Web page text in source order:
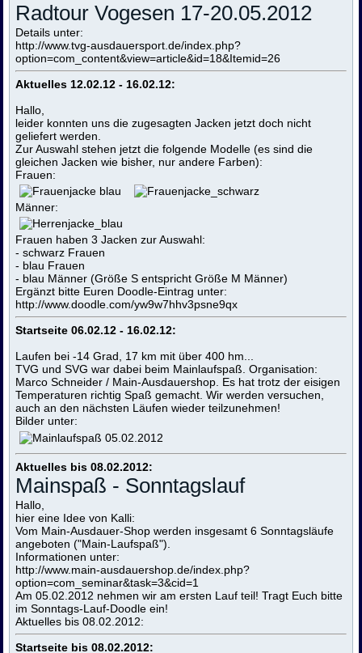
Radtour Vogesen 17-20.05.2012
Details unter:
http://www.tvg-ausdauersport.de/index.php?
option=com_content&view=article&id=18&Itemid=26
Aktuelles 12.02.12 - 16.02.12:
Hallo,
leider konnten uns die zugesagten Jacken jetzt doch nicht
geliefert werden.
Zur Auswahl stehen jetzt die folgende Modelle (es sind die
gleichen Jacken wie bisher, nur andere Farben):
Frauen:
Männer:
Frauen haben 3 Jacken zur Auswahl:
- schwarz Frauen
- blau Frauen
- blau Männer (Größe S entspricht Größe M Männer)
Ergänzt bitte Euren Doodle-Eintrag unter:
http://www.doodle.com/yw9w7hhv3psne9qx
Startseite 06.02.12 - 16.02.12:
Laufen bei -14 Grad, 17 km mit über 400 hm...
TVG und SVG war dabei beim Mainlaufspaß. Organisation:
Marco Schneider / Main-Ausdauershop. Es hat trotz der eisigen
Temperaturen richtig Spaß gemacht. Wir werden versuchen,
auch an den nächsten Läufen wieder teilzunehmen!
Bilder unter:
Aktuelles bis 08.02.2012:
Mainspaß - Sonntagslauf
Hallo,
hier eine Idee von Kalli:
Vom Main-Ausdauer-Shop werden insgesamt 6 Sonntagsläufe
angeboten ("Main-Laufspaß").
Informationen unter:
http://www.main-ausdauershop.de/index.php?
option=com_seminar&task=3&cid=1
Am 05.02.2012 nehmen wir am ersten Lauf teil! Tragt Euch bitte
im Sonntags-Lauf-Doodle ein!
Aktuelles bis 08.02.2012:
Startseite bis 08.02.2012: